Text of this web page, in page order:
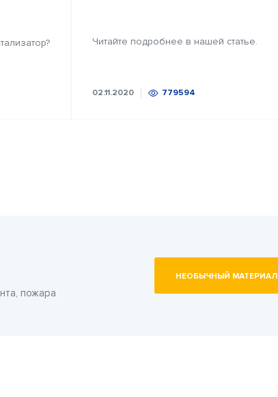
Читайте подробнее в нашей статье.
02.11.2020 779594
пожара
НЕОБЫЧНЫЙ МАТЕРИАЛ